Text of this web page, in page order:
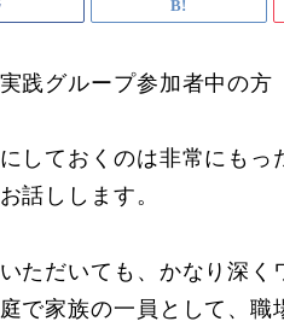
践グループ参加者中の
しておくのは非常にも
話しします。
ただいても、かなり深く
で家族の一員として、